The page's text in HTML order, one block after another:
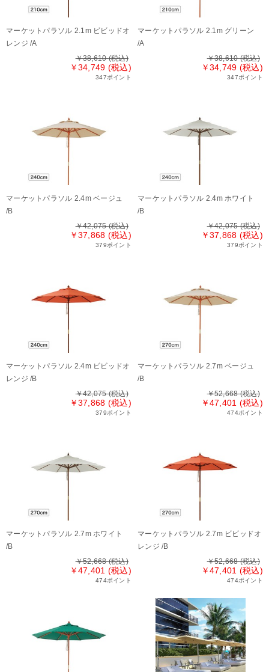
マーケットパラソル 2.1m ビビッドオ
レンジ /A
￥38,610(税込)
￥34,749 (税込)
347ポイント
マーケットパラソル 2.1m グリーン
/A
￥38,610(税込)
￥34,749 (税込)
347ポイント
マーケットパラソル 2.4m ベージュ
/B
￥42,075(税込)
￥37,868 (税込)
379ポイント
マーケットパラソル 2.4m ホワイト
/B
￥42,075(税込)
￥37,868 (税込)
379ポイント
マーケットパラソル 2.4m ビビッドオ
レンジ /B
￥42,075(税込)
￥37,868 (税込)
379ポイント
マーケットパラソル 2.7m ベージュ
/B
￥52,668(税込)
￥47,401 (税込)
474ポイント
マーケットパラソル 2.7m ホワイト
/B
￥52,668(税込)
￥47,401 (税込)
474ポイント
マーケットパラソル 2.7m ビビッドオ
レンジ /B
￥52,668(税込)
￥47,401 (税込)
474ポイント